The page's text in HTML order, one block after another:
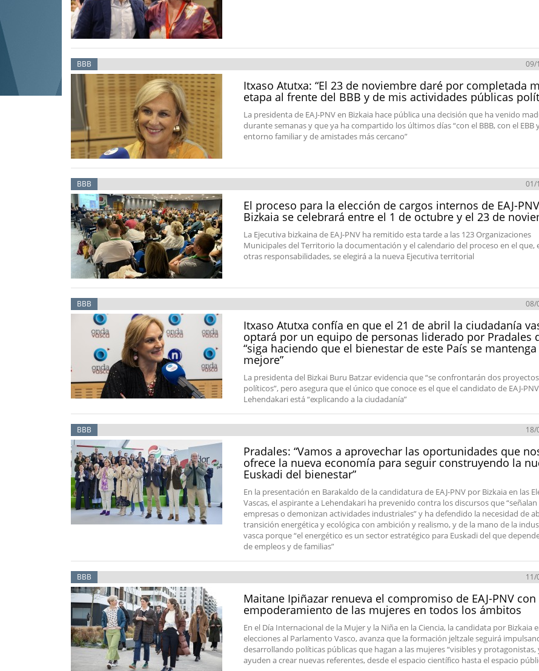
BBB 09/
Itxaso Atutxa: “El 23 de noviembre daré por completada
etapa al frente del BBB y de mis actividades públicas
La presidenta de EAJ-PNV en Bizkaia hace pública una decisión que ha venido
durante semanas y que ya ha compartido los últimos días “con el BBB, con el EBB
entorno familiar y de amistades más cercano”
BBB 01/
El proceso para la elección de cargos internos de EAJ-
Bizkaia se celebrará entre el 1 de octubre y el 23 de
La Ejecutiva bizkaina de EAJ-PNV ha remitido esta tarde a las 123 Organizaciones
Municipales del Territorio la documentación y el calendario del proceso en el que,
otras responsabilidades, se elegirá a la nueva Ejecutiva territorial
BBB 08/
Itxaso Atutxa confía en que el 21 de abril la ciudadanía
optará por un equipo de personas liderado por Pradales
“siga haciendo que el bienestar de este País se mantenga
mejore”
La presidenta del Bizkai Buru Batzar evidencia que “se confrontarán dos proyectos
políticos”, pero asegura que el único que conoce es el que el candidato de EAJ-
Lehendakari está “explicando a la ciudadanía”
BBB 18/
Pradales: “Vamos a aprovechar las oportunidades que
ofrece la nueva economía para seguir construyendo la
Euskadi del bienestar”
En la presentación en Barakaldo de la candidatura de EAJ-PNV por Bizkaia en las
Vascas, el aspirante a Lehendakari ha prevenido contra los discursos que “señalan
empresas o demonizan actividades industriales” y ha defendido la necesidad de
transición energética y ecológica con ambición y realismo, y de la mano de la
vasca porque “el energético es un sector estratégico para Euskadi del que
de empleos y de familias”
BBB 11/
Maitane Ipiñazar renueva el compromiso de EAJ-PNV con
empoderamiento de las mujeres en todos los ámbitos
En el Día Internacional de la Mujer y la Niña en la Ciencia, la candidata por Bizkaia
elecciones al Parlamento Vasco, avanza que la formación jeltzale seguirá
desarrollando políticas públicas que hagan a las mujeres “visibles y protagonistas,
ayuden a crear nuevas referentes, desde el espacio científico hasta el espacio